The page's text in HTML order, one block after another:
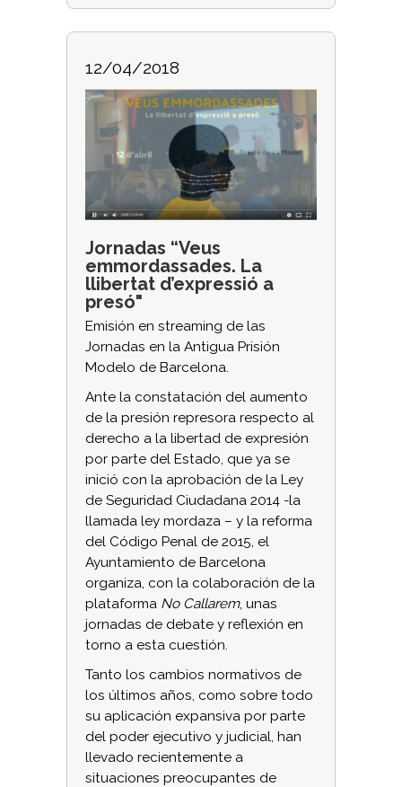
12/04/2018
Jornadas “Veus
emmordassades. La
llibertat d’expressió a
presó"
Emisión en streaming de las
Jornadas en la Antigua Prisión
Modelo de Barcelona.
Ante la constatación del aumento
de la presión represora respecto al
derecho a la libertad de expresión
por parte del Estado, que ya se
inició con la aprobación de la Ley
de Seguridad Ciudadana 2014 -la
llamada ley mordaza – y la reforma
del Código Penal de 2015, el
Ayuntamiento de Barcelona
organiza, con la colaboración de la
plataforma No Callarem, unas
jornadas de debate y reflexión en
torno a esta cuestión.
Tanto los cambios normativos de
los últimos años, como sobre todo
su aplicación expansiva por parte
del poder ejecutivo y judicial, han
llevado recientemente a
situaciones preocupantes de